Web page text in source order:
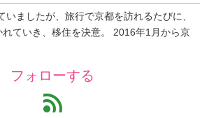
いましたが、旅行で京都を訪れるたびに、
ていき、移住を決意。 2016年1月から京
フォローする
feed